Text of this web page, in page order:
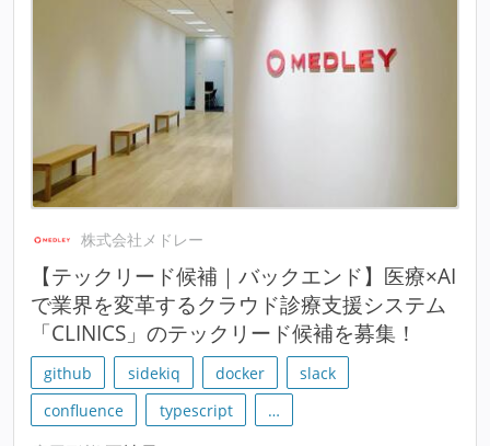
株式会社メドレー
【テックリード候補｜バックエンド】医療×AI
で業界を変革するクラウド診療支援システム
「CLINICS」のテックリード候補を募集！
github sidekiq docker
slack
confluence
typescript …